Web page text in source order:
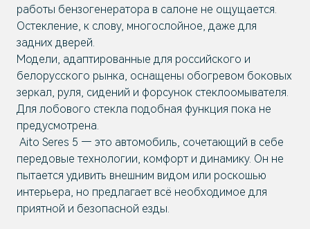
работы бензогенератора в салоне не ощущается.
Остекление, к слову, многослойное, даже для
задних дверей.
Модели, адаптированные для российского и
белорусского рынка, оснащены обогревом боковых
зеркал, руля, сидений и форсунок стеклоомывателя.
Для лобового стекла подобная функция пока не
предусмотрена.
Aito Seres 5 — это автомобиль, сочетающий в себе
передовые технологии, комфорт и динамику. Он не
пытается удивить внешним видом или роскошью
интерьера, но предлагает всё необходимое для
приятной и безопасной езды.